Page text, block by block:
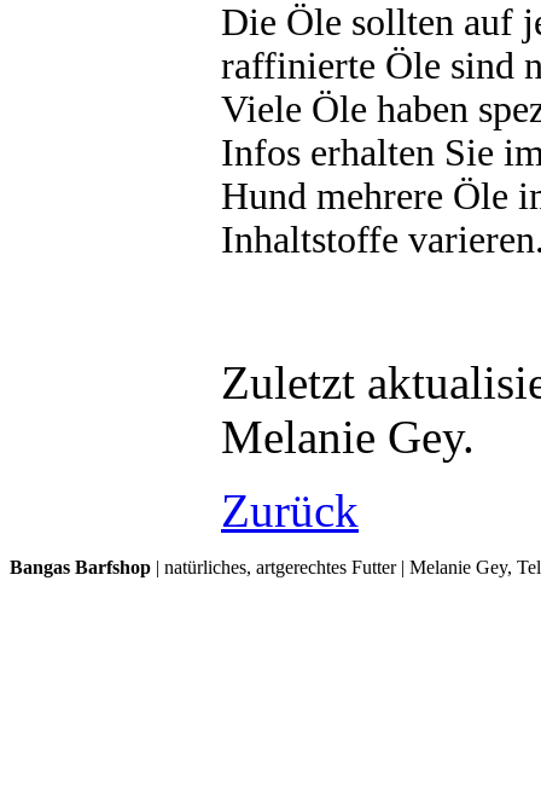
Die Öle sollten auf
raffinierte Öle sind
Viele Öle haben
Infos erhalten Sie
Hund mehrere Öle
Inhaltstoffe
Zuletzt
Melanie Gey.
Zurück
Bangas Barfshop | natürliches, artgerechtes Futter | Melanie Gey,